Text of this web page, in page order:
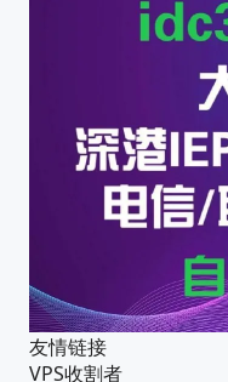
友情链接
VPS收割者